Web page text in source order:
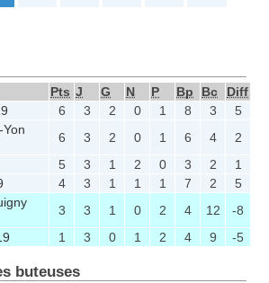
Pts J G N P Bp Bc
Diff
6 3 2 0 1 8 3
5
6 3 2 0 1 6 4
2
5 3 1 2 0 3 2
1
4 3 1 1 1 7 2
5
3 3 1 0 2 4 12
-8
1 3 0 1 2 4 9 -5
buteuses